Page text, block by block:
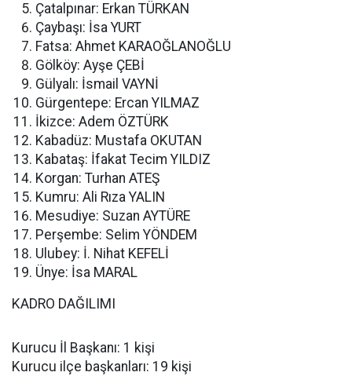
Çatalpınar: Erkan TÜRKAN
Çaybaşı: İsa YURT
Fatsa: Ahmet KARAOĞLANOĞLU
Gölköy: Ayşe ÇEBİ
Gülyalı: İsmail VAYNİ
Gürgentepe: Ercan YILMAZ
İkizce: Adem ÖZTÜRK
Kabadüz: Mustafa OKUTAN
Kabataş: İfakat Tecim YILDIZ
Korgan: Turhan ATEŞ
Kumru: Ali Rıza YALIN
Mesudiye: Suzan AYTÜRE
Perşembe: Selim YÖNDEM
Ulubey: İ. Nihat KEFELİ
Ünye: İsa MARAL
KADRO DAĞILIMI
Kurucu İl Başkanı: 1 kişi
Kurucu ilçe başkanları: 19 kişi